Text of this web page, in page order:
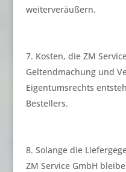
weiterveräußern.
Kosten, die ZM
Geltendmachung und
Eigentumsrechts
Bestellers.
Solange die
ZM Service GmbH